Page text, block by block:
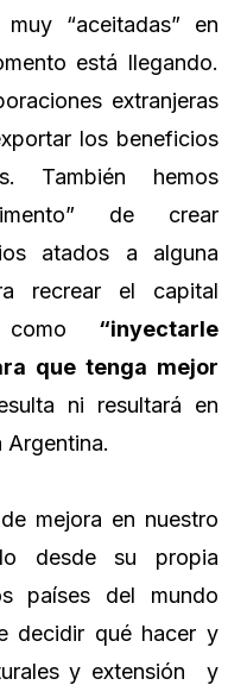
“aceitadas” en
está llegando.
extranjeras
los beneficios
También hemos
de crear
atados a alguna
recrear el capital
como “inyectarle
que tenga mejor
ni resultará en
Argentina.
mejora en nuestro
desde su propia
países del mundo
decidir qué hacer y
y extensión y